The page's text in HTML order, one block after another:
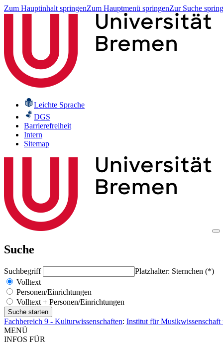
Zum Hauptinhalt springenZum Hauptmenü springenZur Suche
Leichte Sprache
DGS
Barrierefreiheit
Intern
Sitemap
Suche
Suchbegriff
Platzhalter: Sternchen (*)
Volltext
Personen/Einrichtungen
Volltext + Personen/Einrichtungen
Fachbereich 9 - Kulturwissenschaften: Institut für
MENÜ
INFOS FÜR